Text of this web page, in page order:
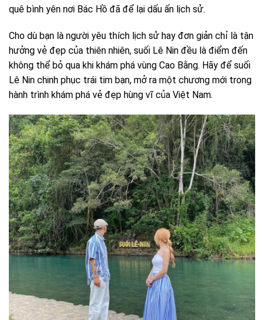
quê bình yên nơi Bác Hồ đã để lại dấu ấn lịch sử.
Cho dù bạn là người yêu thích lịch sử hay đơn giản chỉ là tận
hưởng vẻ đẹp của thiên nhiên, suối Lê Nin đều là điểm đến
không thể bỏ qua khi khám phá vùng Cao Bằng. Hãy để suối
Lê Nin chinh phục trái tim bạn, mở ra một chương mới trong
hành trình khám phá vẻ đẹp hùng vĩ của Việt Nam.